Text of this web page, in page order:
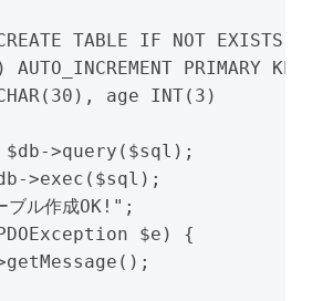
TABLE IF NOT EXISTS
PRIMARY
age INT(3)
>query($sql);
>exec($sql);
ル作成OK!";
$e) {